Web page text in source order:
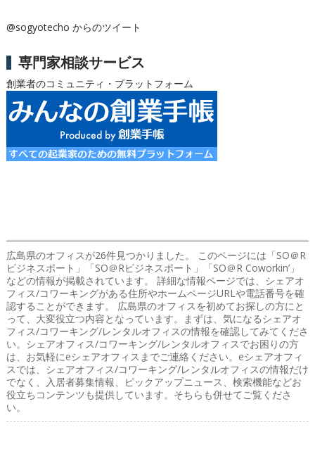
@sogyotecho からのツイート
専門家相談サービス
創業者のコミュニティ・プラットフォーム
広島県のオフィスが26件見つかりました。 このページには「SO＠R
ビジネスポート」「SO＠Rビジネスポート」「SO＠R Coworkin’」
などの情報が掲載されています。 詳細な情報ページでは、シェアオ
フィス/コワーキングがある住所やホームページURLや電話番号を確
認することができます。 広島県のオフィスを初めてお探しの方にと
って、大変役立つ内容となっています。まずは、気になるシェアオ
フィス/コワーキング/レンタルオフィスの情報を確認してみてくださ
い。シェアオフィス/コワーキング/レンタルオフィスでお困りの方
は、お気軽にeシェアオフィスまでご連絡ください。eシェアオフィ
スでは、シェアオフィス/コワーキング/レンタルオフィスの情報だけ
でなく、入居者募集情報、ピックアップニュース、検索機能などお
役立ちコンテンツも提供しています。そちらも併せてご覧くださ
い。